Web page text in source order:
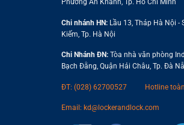
Phường An Khánh, Tp. Hồ Chí Minh
Chi nhánh HN:Lầu 13, Tháp Hà Nội -
Kiếm, Tp. Hà Nội
Chi Nhánh ĐN:Tòa nhà văn phòng
Bạch Đằng, Quận Hải Châu, Tp. Đà
ĐT: (028) 62700527 Hotline
Email: kd@lockerandlock.com